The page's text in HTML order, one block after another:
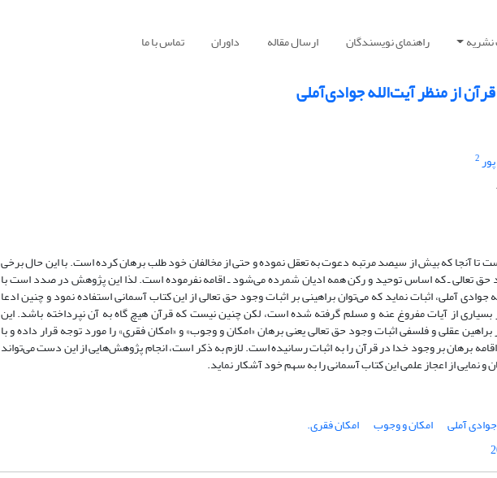
نشریه راهنمای نویسندگان ارسال مقاله داوران تماس با ما
از منظر آیت‌الله جوادی‌آملی
2
تا آنجا که بیش از سیصد مرتبه دعوت به تعقل نموده و حتی از مخالفان خود طلب برهان کرده است. با این حال برخی
حق تعالی ـ که اساس توحید و رکن همه ادیان شمرده می‌شود ـ اقامه نفرموده است. لذا این پژوهش در صدد است با
آملی، اثبات نماید که می‌توان براهینی بر اثبات وجود حق تعالی از این کتاب آسمانی استفاده نمود و چنین ادعا
از آیات مفروغ عنه و مسلم گرفته شده است، لکن چنین نیست که قرآن هیچ گاه به آن نپرداخته باشد. این
عقلی و فلسفی اثبات وجود حق تعالی یعنی برهان «امکان و وجوب» و «امکان فقری» را مورد توجه قرار داده و با
برهان بر وجود خدا در قرآن را به اثبات رسانیده است. لازم به ذکر است، انجام پژوهش‌هایی از این دست می‌تواند
و نمایی از اعجاز علمی این کتاب آسمانی را به سهم خود آشکار نماید.
آملی امکان و وجوب
امکان فقری.